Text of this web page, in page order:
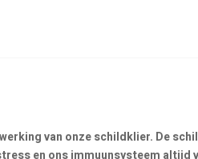
van onze schildklier. De
en ons immuunsysteem altijd